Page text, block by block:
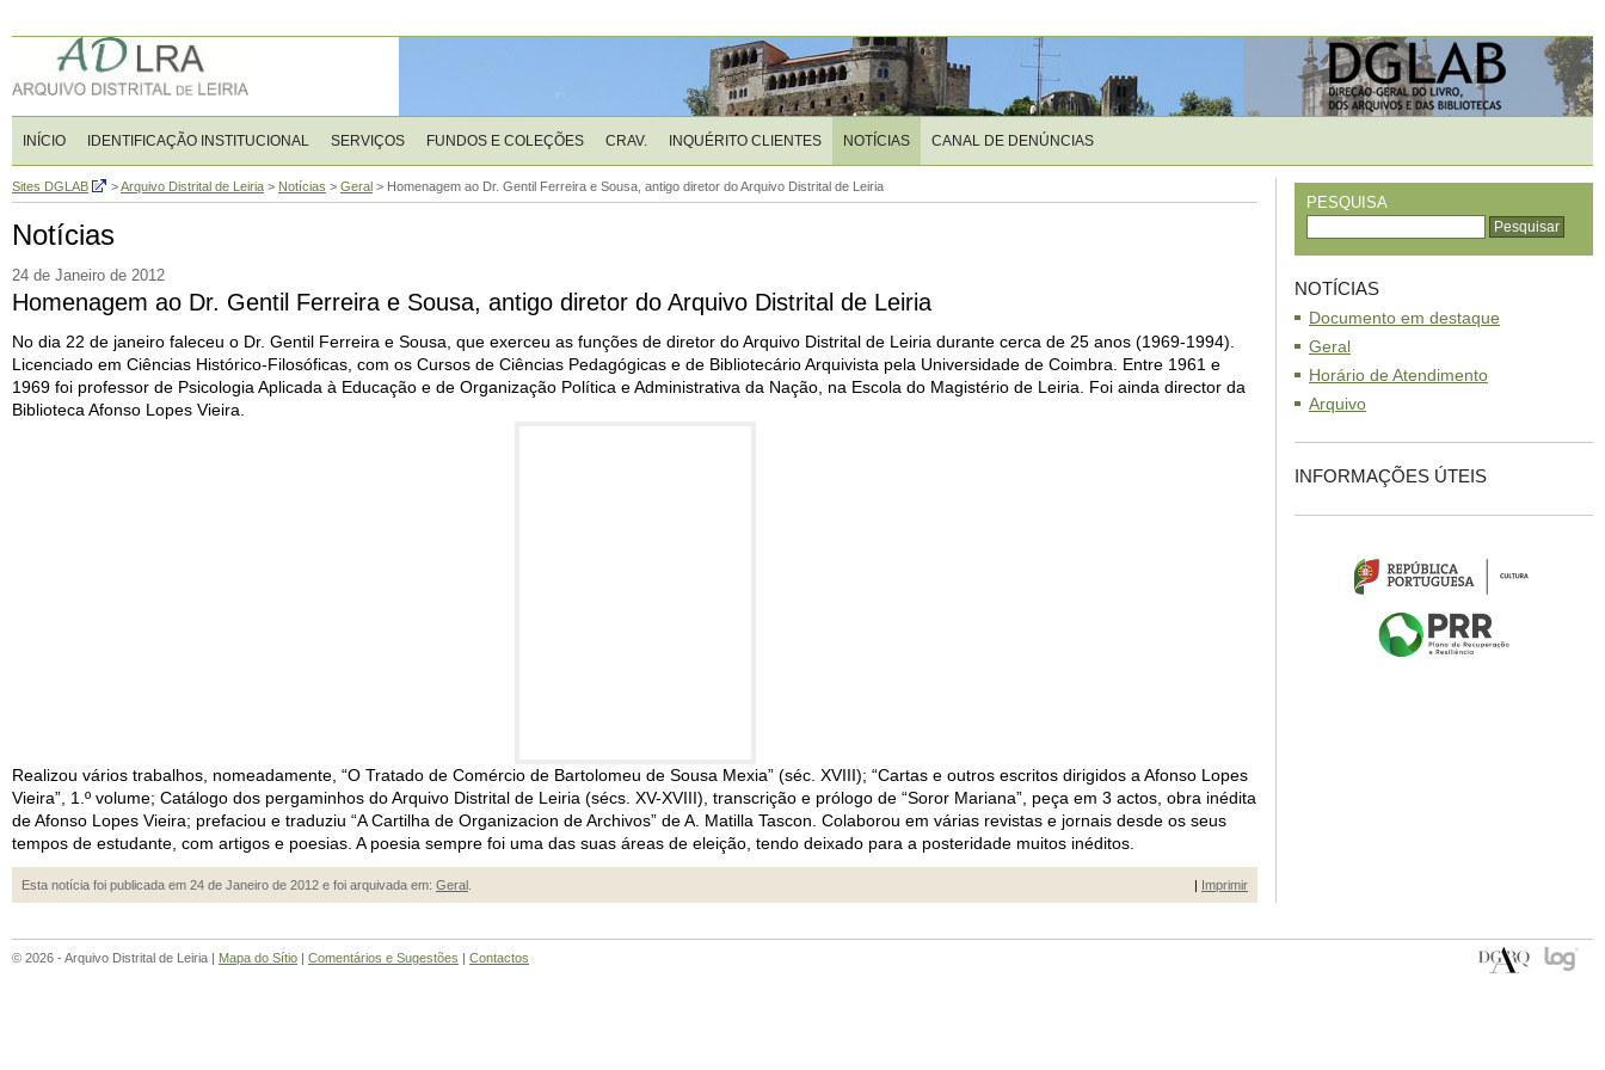
INÍCIO IDENTIFICAÇÃO INSTITUCIONAL SERVIÇOS FUNDOS E COLEÇÕES CRAV. INQUÉRITO CLIENTES NOTÍCIAS CANAL DE DENÚNCIAS
Sites DGLAB >Arquivo Distrital de Leiria > Notícias > Geral > Homenagem ao Dr. Gentil Ferreira e Sousa, antigo diretor do Arquivo Distrital de Leiria
Notícias
24 de Janeiro de 2012
Homenagem ao Dr. Gentil Ferreira e Sousa, antigo diretor do Arquivo Distrital de Leiria
No dia 22 de janeiro faleceu o Dr. Gentil Ferreira e Sousa, que exerceu as funções de diretor do Arquivo Distrital de Leiria durante cerca de 25 anos (1969-1994).
Licenciado em Ciências Histórico-Filosóficas, com os Cursos de Ciências Pedagógicas e de Bibliotecário Arquivista pela Universidade de Coimbra. Entre 1961 e
1969 foi professor de Psicologia Aplicada à Educação e de Organização Política e Administrativa da Nação, na Escola do Magistério de Leiria. Foi ainda director da
Biblioteca Afonso Lopes Vieira.
Realizou vários trabalhos, nomeadamente, “O Tratado de Comércio de Bartolomeu de Sousa Mexia” (séc. XVIII); “Cartas e outros escritos dirigidos a Afonso Lopes
Vieira”, 1.º volume; Catálogo dos pergaminhos do Arquivo Distrital de Leiria (sécs. XV-XVIII), transcrição e prólogo de “Soror Mariana”, peça em 3 actos, obra inédita
de Afonso Lopes Vieira; prefaciou e traduziu “A Cartilha de Organizacion de Archivos” de A. Matilla Tascon. Colaborou em várias revistas e jornais desde os seus
tempos de estudante, com artigos e poesias. A poesia sempre foi uma das suas áreas de eleição, tendo deixado para a posteridade muitos inéditos.
Esta notícia foi publicada em 24 de Janeiro de 2012 e foi arquivada em: Geral | Imprimir
PESQUISA
NOTÍCIAS
Documento em destaque
Geral
Horário de Atendimento
Arquivo
INFORMAÇÕES ÚTEIS
© 2026 - Arquivo Distrital de Leiria | Mapa do Sítio | Comentários e Sugestões | Contactos